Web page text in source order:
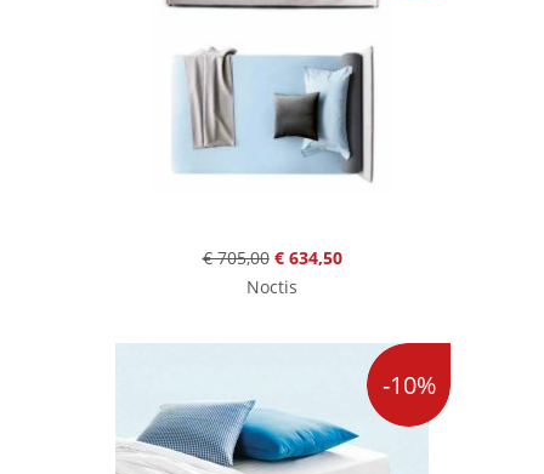
€ 705,00 € 634,50
Noctis
-10%